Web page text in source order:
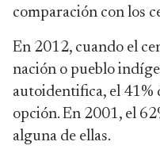
comparación con los
En 2012, cuando el
nación o pueblo
autoidentifica, el 41%
opción. En 2001, el
alguna de ellas.